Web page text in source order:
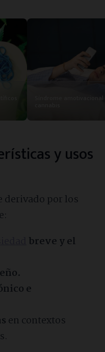
y usos
derivado por los
breve y el
e
en contextos